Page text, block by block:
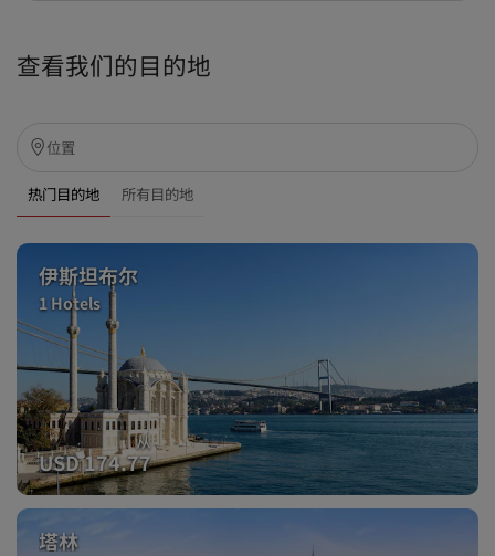
查看我们的目的地
热门目的地 所有目的地
伊斯坦布尔
1 Hotels
从
USD 174.77
塔林